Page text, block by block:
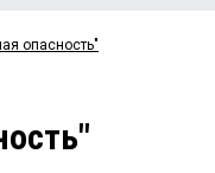
опасность"